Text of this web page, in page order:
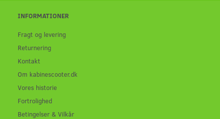
INFORMATIONER
Fragt og levering
Returnering
Kontakt
Om kabinescooter.dk
Vores historie
Fortrolighed
Betingelser & Vilkår